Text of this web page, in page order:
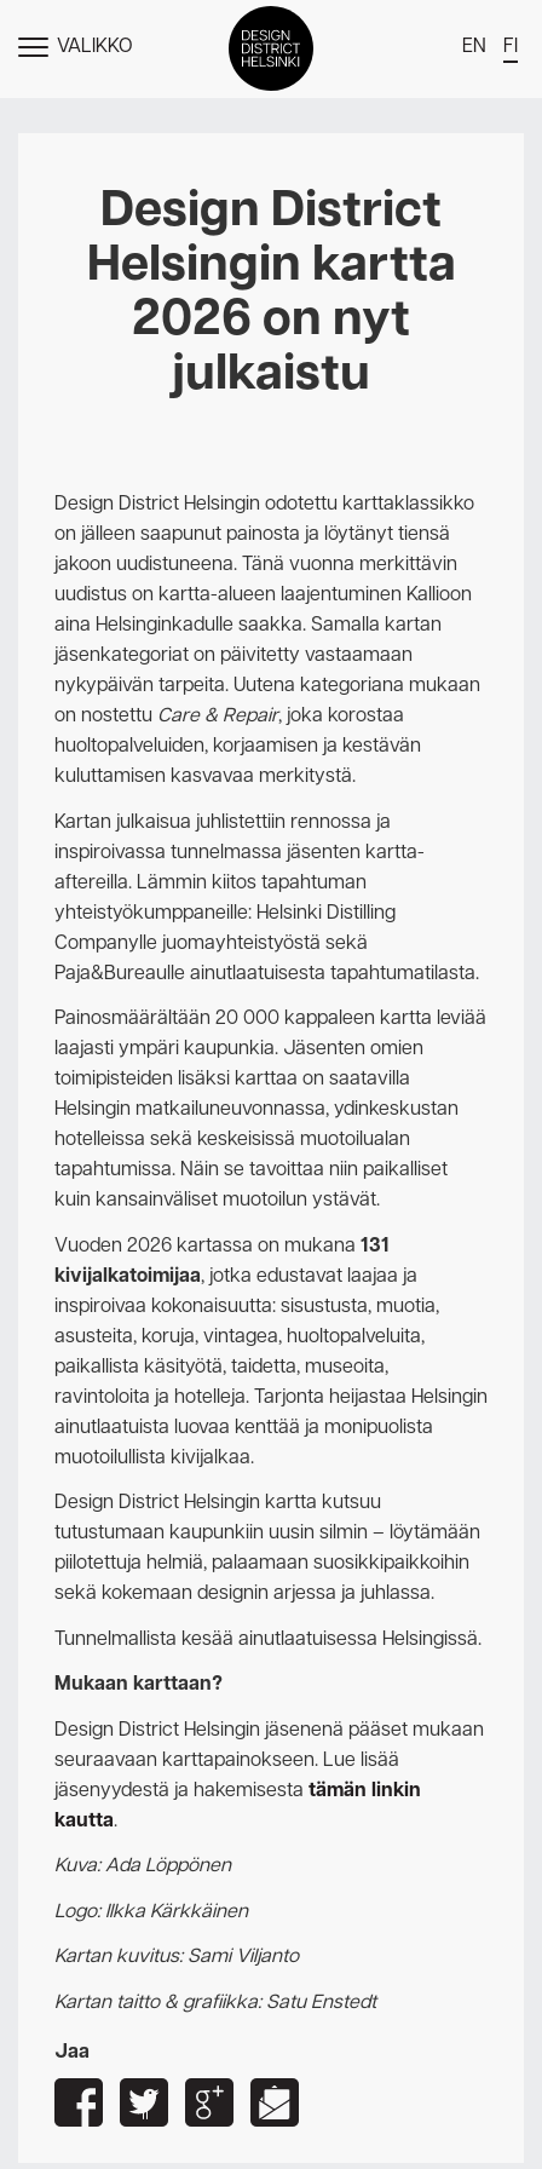
NÄYTÄVALIKKO EN FI
Jäsenet
Tapahtumat
Uutiset
Medialle
Meistä
Design District
Helsingin kartta
2026 on nyt
julkaistu
Design District Helsingin odotettu karttaklassikko
on jälleen saapunut painosta ja löytänyt tiensä
jakoon uudistuneena. Tänä vuonna merkittävin
uudistus on kartta-alueen laajentuminen Kallioon
aina Helsinginkadulle saakka. Samalla kartan
jäsenkategoriat on päivitetty vastaamaan
nykypäivän tarpeita. Uutena kategoriana mukaan
on nostettu Care & Repair, joka korostaa
huoltopalveluiden, korjaamisen ja kestävän
kuluttamisen kasvavaa merkitystä.
Kartan julkaisua juhlistettiin rennossa ja
inspiroivassa tunnelmassa jäsenten kartta-
aftereilla. Lämmin kiitos tapahtuman
yhteistyökumppaneille: Helsinki Distilling
Companylle juomayhteistyöstä sekä
Paja&Bureaulle ainutlaatuisesta tapahtumatilasta.
Painosmäärältään 20 000 kappaleen kartta leviää
laajasti ympäri kaupunkia. Jäsenten omien
toimipisteiden lisäksi karttaa on saatavilla
Helsingin matkailuneuvonnassa, ydinkeskustan
hotelleissa sekä keskeisissä muotoilualan
tapahtumissa. Näin se tavoittaa niin paikalliset
kuin kansainväliset muotoilun ystävät.
Vuoden 2026 kartassa on mukana 131
kivijalkatoimijaa, jotka edustavat laajaa ja
inspiroivaa kokonaisuutta: sisustusta, muotia,
asusteita, koruja, vintagea, huoltopalveluita,
paikallista käsityötä, taidetta, museoita,
ravintoloita ja hotelleja. Tarjonta heijastaa Helsingin
ainutlaatuista luovaa kenttää ja monipuolista
muotoilullista kivijalkaa.
Design District Helsingin kartta kutsuu
tutustumaan kaupunkiin uusin silmin – löytämään
piilotettuja helmiä, palaamaan suosikkipaikkoihin
sekä kokemaan designin arjessa ja juhlassa.
Tunnelmallista kesää ainutlaatuisessa Helsingissä.
Mukaan karttaan?
Design District Helsingin jäsenenä pääset mukaan
seuraavaan karttapainokseen. Lue lisää
jäsenyydestä ja hakemisesta tämän linkin
kautta.
Kuva: Ada Löppönen
Logo: Ilkka Kärkkäinen
Kartan kuvitus: Sami Viljanto
Kartan taitto & grafiikka: Satu Enstedt
Jaa